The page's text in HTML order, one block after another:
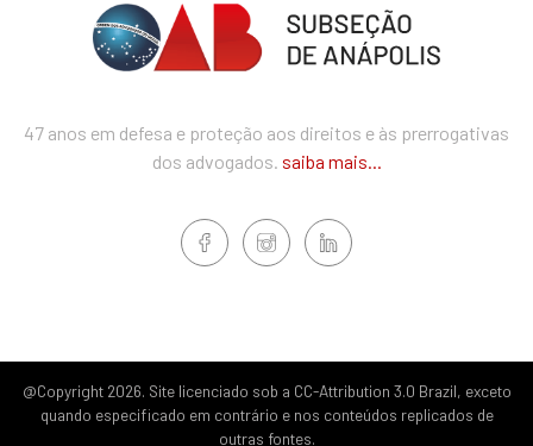
47 anos em defesa e proteção aos direitos e às prerrogativas
dos advogados. saiba mais...
@Copyright 2026. Site licenciado sob a CC-Attribution 3.0 Brazil, exceto
quando especificado em contrário e nos conteúdos replicados de
outras fontes.